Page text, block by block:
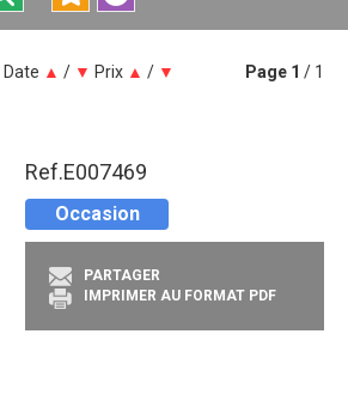
Date ▲ / ▼ Prix ▲ / ▼ Page 1 / 1
Ref.E007469
Occasion
PARTAGER
IMPRIMER AU FORMAT PDF